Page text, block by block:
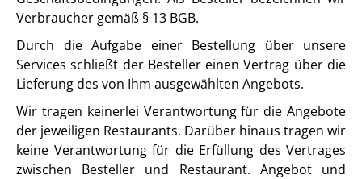
Verbraucher gemäß § 13 BGB.
Durch die Aufgabe einer Bestellung über unsere
Services schließt der Besteller einen Vertrag über die
Lieferung des von Ihm ausgewählten Angebots.
Wir tragen keinerlei Verantwortung für die Angebote
der jeweiligen Restaurants. Darüber hinaus tragen wir
keine Verantwortung für die Erfüllung des Vertrages
zwischen Besteller und Restaurant. Angebot und